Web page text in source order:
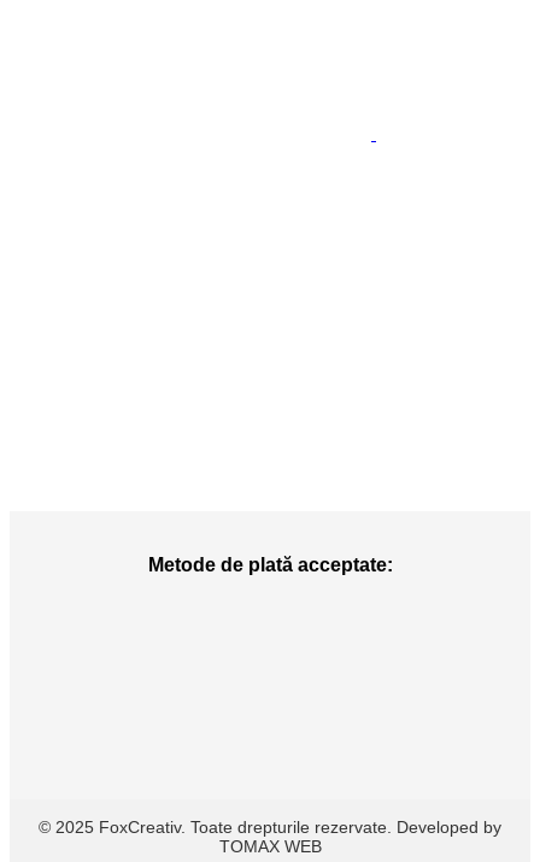
Metode de plată acceptate:
© 2025 FoxCreativ. Toate drepturile rezervate. Developed by
TOMAX WEB